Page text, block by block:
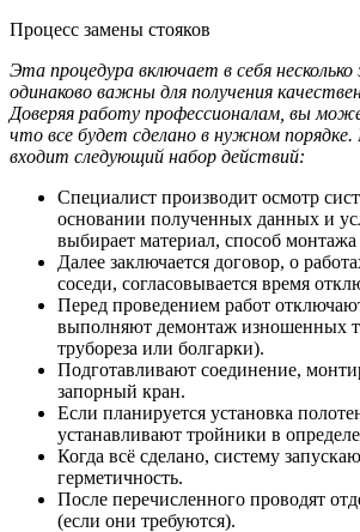
Процесс замены стояков
Эта процедура включает в себя
одинаково важны для получения
Доверяя работу профессионалам, вы
что все будет сделано в нужном порядке.
входит следующий набор действий:
Специалист производит осмотр
основании полученных данных и
выбирает материал, способ
Далее заключается договор, о
соседи, согласовывается время
Перед проведением работ
выполняют демонтаж изношенных
трубореза или болгарки).
Подготавливают соединение,
запорный кран.
Если планируется установка
устанавливают тройники в
Когда всё сделано, систему
герметичность.
После перечисленного проводят
(если они требуются).